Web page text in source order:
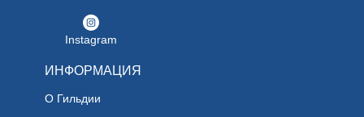
Instagram
ИНФОРМАЦИЯ
О Гильдии